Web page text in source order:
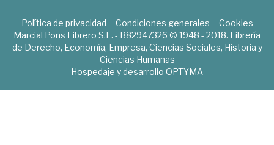
Política de privacidad Condiciones generales
Cookies
Marcial Pons Librero S.L. - B82947326 © 1948 - 2018. Librería
de Derecho, Economía, Empresa, Ciencias Sociales, Historia y
Ciencias Humanas
Hospedaje y desarrollo OPTYMA